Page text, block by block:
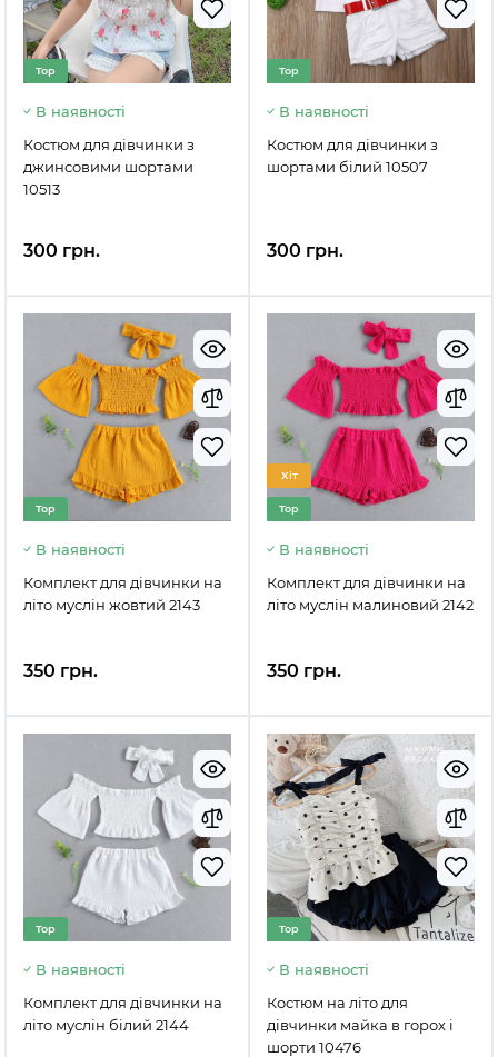
Top
В наявності
Костюм для дівчинки з
джинсовими шортами
10513
300 грн.
Top
В наявності
Костюм для дівчинки з
шортами білий 10507
300 грн.
Top
В наявності
Комплект для дівчинки на
літо муслін жовтий 2143
350 грн.
Хіт
Top
В наявності
Комплект для дівчинки на
літо муслін малиновий 2142
350 грн.
Top
В наявності
Комплект для дівчинки на
літо муслін білий 2144
Top
В наявності
Костюм на літо для
дівчинки майка в горох і
шорти 10476